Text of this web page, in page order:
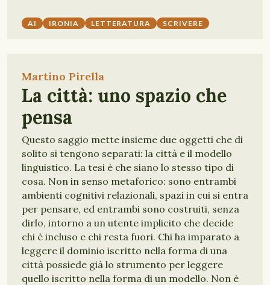
AI IRONIA LETTERATURA SCRIVERE
Martino Pirella
La città: uno spazio che
pensa
Questo saggio mette insieme due oggetti che di
solito si tengono separati: la città e il modello
linguistico. La tesi è che siano lo stesso tipo di
cosa. Non in senso metaforico: sono entrambi
ambienti cognitivi relazionali, spazi in cui si entra
per pensare, ed entrambi sono costruiti, senza
dirlo, intorno a un utente implicito che decide
chi è incluso e chi resta fuori. Chi ha imparato a
leggere il dominio iscritto nella forma di una
città possiede già lo strumento per leggere
quello iscritto nella forma di un modello. Non è